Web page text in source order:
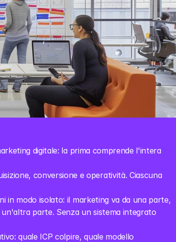
digitale: la prima comprende l'intera
conversione e operatività. Ciascuna
in modo isolato: il marketing va da una parte,
parte. Senza un sistema integrato
quale ICP colpire, quale modello